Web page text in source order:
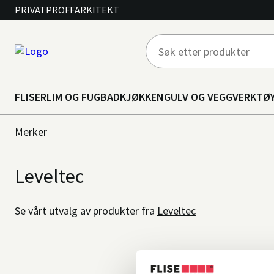
PRIVATPROFFARKITEKT
FLISERLIM OG FUGBADKJØKKENGULV OG VEGG
Merker
Leveltec
Se vårt utvalg av produkter fra Leveltec